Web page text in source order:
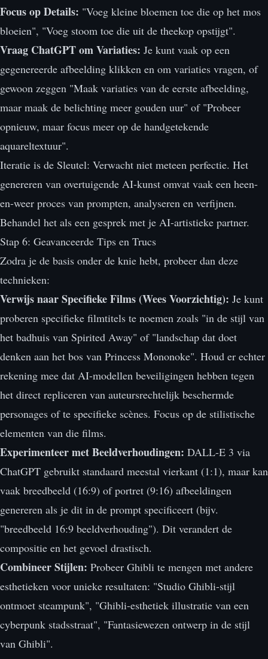
Focus op Details: "Voeg kleine bloemen toe die op het mos
bloeien", "Voeg stoom toe die uit de theekop opstijgt".
Vraag ChatGPT om Variaties: Je kunt vaak op een
gegenereerde afbeelding klikken en om variaties vragen, of
gewoon zeggen "Maak variaties van de eerste afbeelding,
maar maak de belichting meer gouden uur" of "Probeer
opnieuw, maar focus meer op de handgetekende
aquareltextuur".
Iteratie is de Sleutel: Verwacht niet meteen perfectie. Het
genereren van overtuigende AI-kunst omvat vaak een heen-
en-weer proces van prompten, analyseren en verfijnen.
Behandel het als een gesprek met je AI-artistieke partner.
Stap 6: Geavanceerde Tips en Trucs
Zodra je de basis onder de knie hebt, probeer dan deze
technieken:
Verwijs naar Specifieke Films (Wees Voorzichtig): Je kunt
proberen specifieke filmtitels te noemen zoals "in de stijl van
het badhuis van Spirited Away" of "landschap dat doet
denken aan het bos van Princess Mononoke". Houd er echter
rekening mee dat AI-modellen beveiligingen hebben tegen
het direct repliceren van auteursrechtelijk beschermde
personages of te specifieke scènes. Focus op de stilistische
elementen van die films.
Experimenteer met Beeldverhoudingen: DALL-E 3 via
ChatGPT gebruikt standaard meestal vierkant (1:1), maar kan
vaak breedbeeld (16:9) of portret (9:16) afbeeldingen
genereren als je dit in de prompt specificeert (bijv.
"breedbeeld 16:9 beeldverhouding"). Dit verandert de
compositie en het gevoel drastisch.
Combineer Stijlen: Probeer Ghibli te mengen met andere
esthetieken voor unieke resultaten: "Studio Ghibli-stijl
ontmoet steampunk", "Ghibli-esthetiek illustratie van een
cyberpunk stadsstraat", "Fantasiewezen ontwerp in de stijl
van Ghibli".